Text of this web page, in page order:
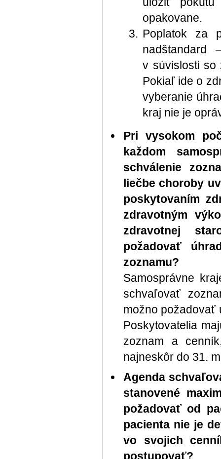
opakovane.
Poplatok za
v súvislosti so
Pokiaľ ide o
vyberanie
kraj nie je
Pri vysokom
každom
schválenie
liečbe choroby
poskytovaním
zdravotným
zdravotnej
požadovať
zoznamu?
Samosprávne
schvaľovať
možno požadovať
Poskytovatelia
zoznam a
najneskôr do 31.
Agenda
stanovené
požadovať od
pacienta nie je
vo svojich
postupovať?